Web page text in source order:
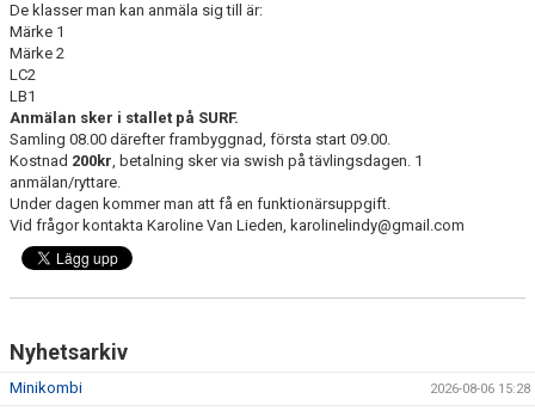
BLI MEDLEM
RIDHUSBOKNINGAR
IDEELLT ARBETE
PROVISIONSFÖRSÄLJNING
FRAMSTEG
BOTNIA HÄSTKLINIK
De klasser man kan anmäla sig till är:
Märke 1
Märke 2
LC2
LB1
Anmälan sker i stallet på SURF.
Samling 08.00 därefter frambyggnad, första start 09.00.
Kostnad 200kr, betalning sker via swish på tävlingsdagen. 1
anmälan/ryttare.
Under dagen kommer man att få en funktionärsuppgift.
Vid frågor kontakta Karoline Van Lieden, karolinelindy@gmail.com
Nyhetsarkiv
Minikombi 2026-08-06 15:28